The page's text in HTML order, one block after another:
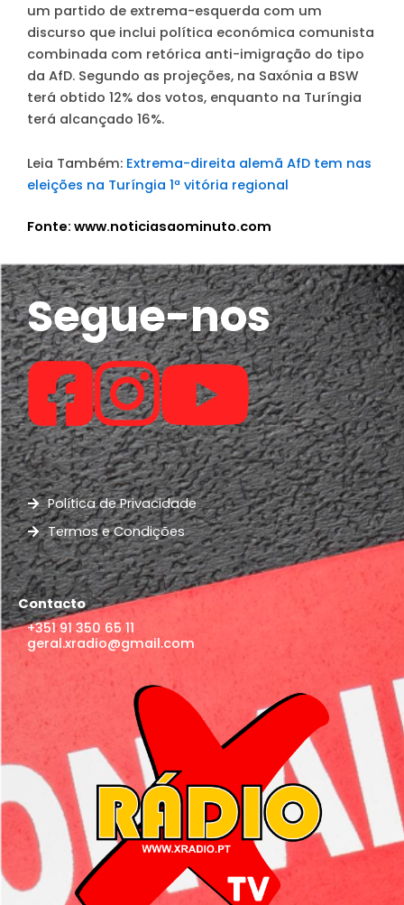
um partido de extrema-esquerda com um
discurso que inclui política económica comunista
combinada com retórica anti-imigração do tipo
da AfD. Segundo as projeções, na Saxónia a BSW
terá obtido 12% dos votos, enquanto na Turíngia
terá alcançado 16%.
Leia Também: Extrema-direita alemã AfD tem nas
eleições na Turíngia 1ª vitória regional
Fonte: www.noticiasaominuto.com
Segue-nos
Política de Privacidade
Termos e Condições
Contacto
+351 91 350 65 11
geral.xradio@gmail.com